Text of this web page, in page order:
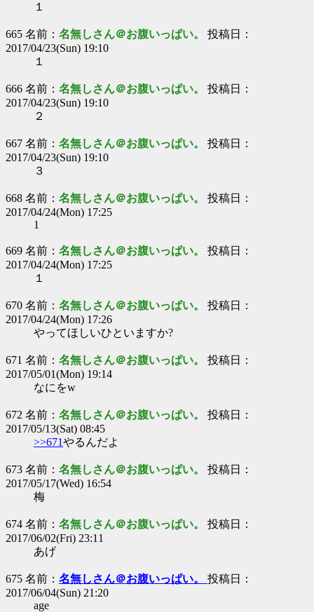
１
665 名前： 名無しさん＠お腹いっぱい。 投稿日：
2017/04/23(Sun) 19:10
１
666 名前： 名無しさん＠お腹いっぱい。 投稿日：
2017/04/23(Sun) 19:10
２
667 名前： 名無しさん＠お腹いっぱい。 投稿日：
2017/04/23(Sun) 19:10
３
668 名前： 名無しさん＠お腹いっぱい。 投稿日：
2017/04/24(Mon) 17:25
1
669 名前： 名無しさん＠お腹いっぱい。 投稿日：
2017/04/24(Mon) 17:25
１
670 名前： 名無しさん＠お腹いっぱい。 投稿日：
2017/04/24(Mon) 17:26
やってほしいひといますか?
671 名前： 名無しさん＠お腹いっぱい。 投稿日：
2017/05/01(Mon) 19:14
なにをw
672 名前： 名無しさん＠お腹いっぱい。 投稿日：
2017/05/13(Sat) 08:45
>>671やるんだよ
673 名前： 名無しさん＠お腹いっぱい。 投稿日：
2017/05/17(Wed) 16:54
梅
674 名前： 名無しさん＠お腹いっぱい。 投稿日：
2017/06/02(Fri) 23:11
あげ
675 名前： 名無しさん＠お腹いっぱい。 投稿日：
2017/06/04(Sun) 21:20
age